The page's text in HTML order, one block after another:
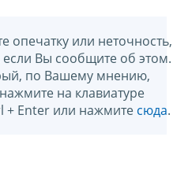
опечатку или неточность,
Вы сообщите об этом.
по Вашему мнению,
на клавиатуре
Enter или нажмите сюда.